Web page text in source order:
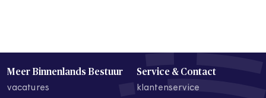
Meer Binnenlands Bestuur
vacatures
Service & Contact
klantenservice